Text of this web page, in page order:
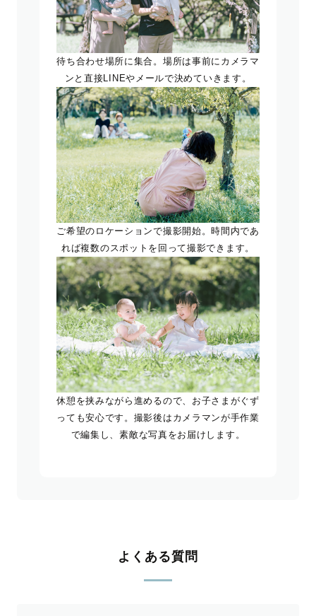
待ち合わせ場所に集合。場所は事前にカメラマ
ンと直接LINEやメールで決めていきます。
ご希望のロケーションで撮影開始。時間内であ
れば複数のスポットを回って撮影できます。
休憩を挟みながら進めるので、お子さまがぐず
っても安心です。撮影後はカメラマンが手作業
で編集し、素敵な写真をお届けします。
よくある質問